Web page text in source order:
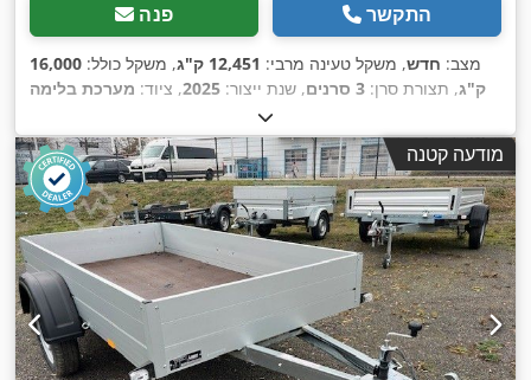
פנה התקשר
מצב: חדש, משקל טעינה מרבי: 12,451 ק"ג , משקל כולל: 16,000
ק"ג, תצורת סרן: 3 סרנים , שנת ייצור: 2025, ציוד: מערכת בלימה
מודעה קטנה